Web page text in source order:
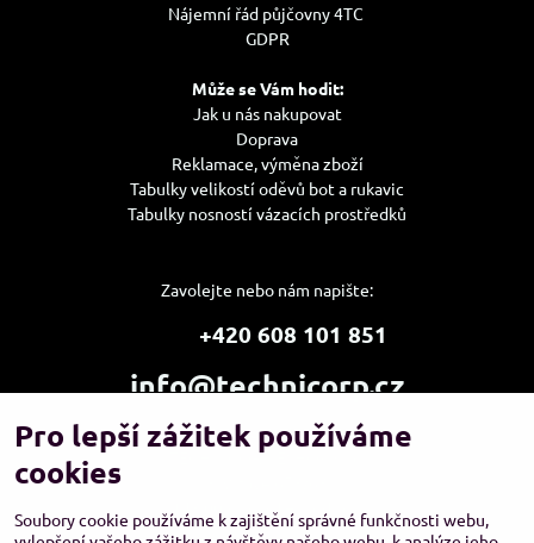
Nájemní řád půjčovny 4TC
GDPR
Může se Vám hodit:
Jak u nás nakupovat
Doprava
Reklamace, výměna zboží
Tabulky velikostí oděvů bot a rukavic
Tabulky nosností vázacích prostředků
Zavolejte nebo nám napište:
+420 608 101 851
info@technicorp.cz
Showroom a výdejní místo:
TECHNICORP ESHOP s.r.o.
Pro lepší zážitek používáme
cookies
Soubory cookie používáme k zajištění správné funkčnosti webu,